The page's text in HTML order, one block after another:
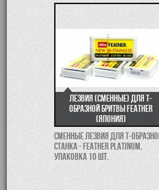
Лезвия (сменные) для Т-
образной бритвы Feather
(Япония)
Сменные лезвия для Т-
станка - Feather Platinum,
упаковка 10 шт.